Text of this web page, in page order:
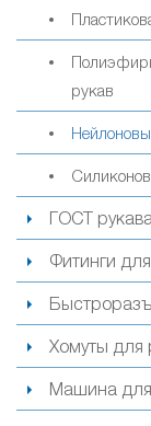
рукав
ГОСТ
Фитинги
Хомуты для
Машина